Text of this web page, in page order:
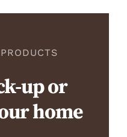
up or
home